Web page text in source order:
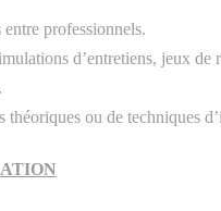
professionnels.
d’entretiens, jeux de
théoriques ou de techniques